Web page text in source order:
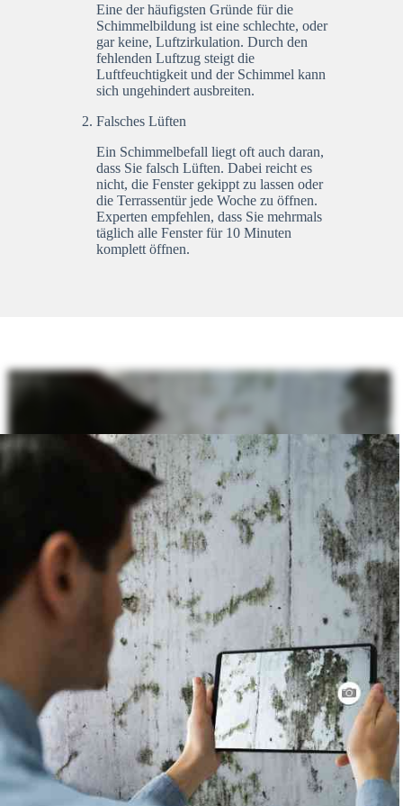
Eine der häufigsten Gründe für die
Schimmelbildung ist eine schlechte, oder
gar keine, Luftzirkulation. Durch den
fehlenden Luftzug steigt die
Luftfeuchtigkeit und der Schimmel kann
sich ungehindert ausbreiten.
Falsches Lüften
Ein Schimmelbefall liegt oft auch daran,
dass Sie falsch Lüften. Dabei reicht es
nicht, die Fenster gekippt zu lassen oder
die Terrassentür jede Woche zu öffnen.
Experten empfehlen, dass Sie mehrmals
täglich alle Fenster für 10 Minuten
komplett öffnen.